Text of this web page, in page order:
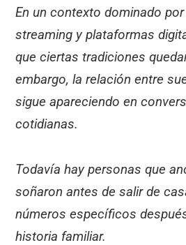
En un contexto dominado
streaming y plataformas
que ciertas tradiciones
embargo, la relación entre
sigue apareciendo en
cotidianas.
Todavía hay personas que
soñaron antes de salir de
números específicos
historia familiar.